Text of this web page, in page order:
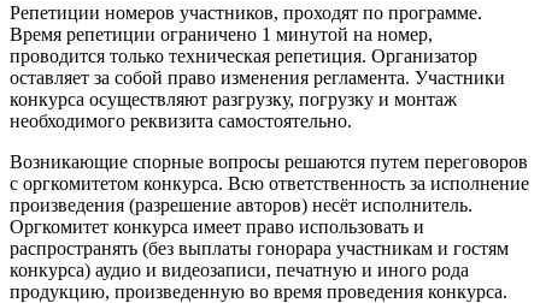
Репетиции номеров участников, проходят по программе.
Время репетиции ограничено 1 минутой на номер,
проводится только техническая репетиция. Организатор
оставляет за собой право изменения регламента. Участники
конкурса осуществляют разгрузку, погрузку и монтаж
необходимого реквизита самостоятельно.
Возникающие спорные вопросы решаются путем переговоров
с оргкомитетом конкурса. Всю ответственность за исполнение
произведения (разрешение авторов) несёт исполнитель.
Оргкомитет конкурса имеет право использовать и
распространять (без выплаты гонорара участникам и гостям
конкурса) аудио и видеозаписи, печатную и иного рода
продукцию, произведенную во время проведения конкурса.